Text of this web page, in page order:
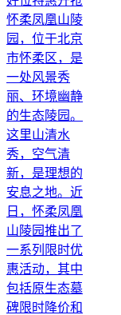
怀柔凤凰山陵
园，位于北京
市怀柔区，是
一处风景秀
丽、环境幽静
的生态陵园。
这里山清水
秀，空气清
新，是理想的
安息之地。近
日，怀柔凤凰
山陵园推出了
一系列限时优
惠活动，其中
包括原生态墓
碑限时降价和